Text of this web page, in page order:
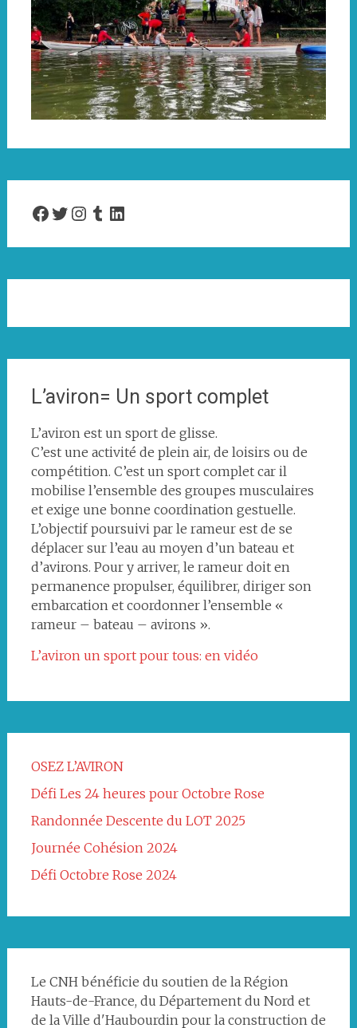
Facebook
Twitter
Instagram
Tumblr
LinkedIn
L’aviron= Un sport complet
L’aviron est un sport de glisse.
C’est une activité de plein air, de loisirs ou de
compétition. C’est un sport complet car il
mobilise l’ensemble des groupes musculaires
et exige une bonne coordination gestuelle.
L’objectif poursuivi par le rameur est de se
déplacer sur l’eau au moyen d’un bateau et
d’avirons. Pour y arriver, le rameur doit en
permanence propulser, équilibrer, diriger son
embarcation et coordonner l’ensemble «
rameur – bateau – avirons ».
L’aviron un sport pour tous: en vidéo
OSEZ L’AVIRON
Défi Les 24 heures pour Octobre Rose
Randonnée Descente du LOT 2025
Journée Cohésion 2024
Défi Octobre Rose 2024
Le CNH bénéficie du soutien de la Région
Hauts-de-France, du Département du Nord et
de la Ville d'Haubourdin pour la construction de